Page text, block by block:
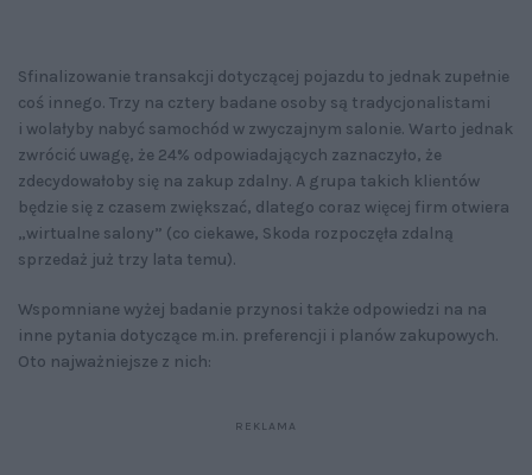
Sfinalizowanie transakcji dotyczącej pojazdu to jednak zupełnie
coś innego. Trzy na cztery badane osoby są tradycjonalistami
i wolałyby nabyć samochód w zwyczajnym salonie. Warto jednak
zwrócić uwagę, że 24% odpowiadających zaznaczyło, że
zdecydowałoby się na zakup zdalny. A grupa takich klientów
będzie się z czasem zwiększać, dlatego coraz więcej firm otwiera
„wirtualne salony” (co ciekawe, Skoda rozpoczęła zdalną
sprzedaż już trzy lata temu).
Wspomniane wyżej badanie przynosi także odpowiedzi na na
inne pytania dotyczące m.in. preferencji i planów zakupowych.
Oto najważniejsze z nich: